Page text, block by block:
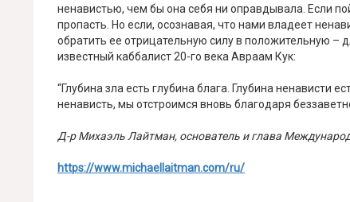
ненавистью, чем бы она себя ни оправдывала. Если
пропасть. Но если, осознавая, что нами владеет
обратить ее отрицательную силу в положительную –
известный каббалист 20-го века Авраам Кук:
“Глубина зла есть глубина блага. Глубина ненависти
ненависть, мы отстроимся вновь благодаря
Д-р Михаэль Лайтман, основатель и глава
https://www.michaellaitman.com/ru/